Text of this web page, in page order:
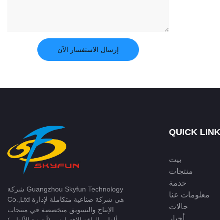
إرسال الاستفسار الآن
شركة Guangzhou Skyfun Technology
Co.,Ltd هي شركة صناعية متكاملة لإدارة
الإنتاج والتسويق متخصصة في منتجات
QUICK
بيت
منتجات
خدمة
معلومات عنا
حالات